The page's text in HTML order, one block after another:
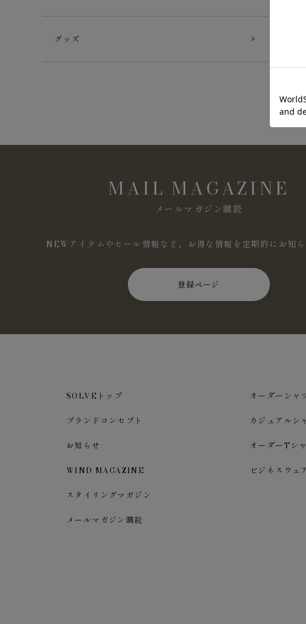
グッズ
MAIL MAGAZINE
メールマガジン購読
NEWアイテムやセール情報など、お得な情報を定期的にお知ら
登録ページ
SOLVEトップ
ブランドコンセプト
お知らせ
WIND MAGAZINE
スタイリングマガジン
メールマガジン購読
オーダーシャ
カジュアルシ
オーダーTシ
ビジネスウェ